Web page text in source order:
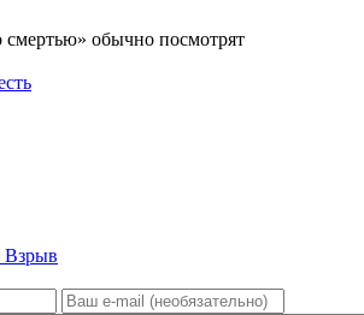
обыч­но по­смот­рят
Взрыв